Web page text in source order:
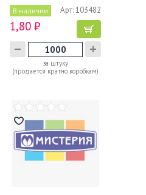
В наличии Арт: 103482
1,80 ₽
за штуку
(продается кратно коробкам)